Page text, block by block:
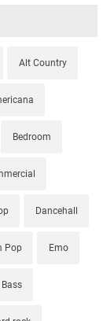
Alt Country
Bedroom
Dancehall
Pop Emo